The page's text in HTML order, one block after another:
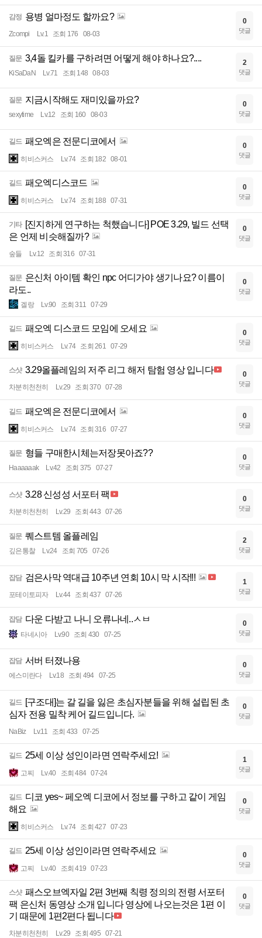
감정 용병 얼마정도 할까요?
Zcompi Lv.1 조회 176 08-03
0
댓글
질문 3,4돌 킬카를 구하려면 어떻게 해야 하나요?....
KiSaDaN Lv.71 조회 148 08-03
2
댓글
질문 지금시작해도 재미있을까요?
sexytime Lv.12 조회 160 08-03
0
댓글
길드 패오엑은 전문디코에서
히비스커스 Lv.74 조회 182 08-01
0
댓글
길드 패오엑디스코드
히비스커스 Lv.74 조회 188 07-31
0
댓글
기타 [진지하게 연구하는 척했습니다] POE 3.29, 빌드 선택
은 언제 비슷해질까?
숲들 Lv.12 조회 316 07-31
0
댓글
질문 은신처 아이템 확인 npc 어디가야 생기나요? 이름이
라도..
겔랑 Lv.90 조회 311 07-29
0
댓글
길드 패오엑 디스코드 모임에 오세요
히비스커스 Lv.74 조회 261 07-29
0
댓글
스샷 3.29올플레임의 저주 리그 해저 탐험 영상 입니다
차분히천천히 Lv.29 조회 370 07-28
0
댓글
길드 패오엑은 전문디코에서
히비스커스 Lv.74 조회 316 07-27
0
댓글
질문 형들 구매한시체는저장못아죠??
Haaaaaak Lv.42 조회 375 07-27
0
댓글
스샷 3.28 신성성 서포터 팩
차분히천천히 Lv.29 조회 443 07-26
0
댓글
질문 퀘스트템 올플레임
깊은통찰 Lv.24 조회 705 07-26
2
댓글
잡담 검은사막 역대급 10주년 연회 10시 막 시작!!!
포테이토피자 Lv.44 조회 437 07-26
1
댓글
잡담 다운 다받고 나니 오류나네..ㅅㅂ
타네시아 Lv.90 조회 430 07-25
0
댓글
잡담 서버 터졌나용
에스미란다 Lv.18 조회 494 07-25
0
댓글
길드 [구조대]는 갈 길을 잃은 초심자분들을 위해 설립된 초
심자 전용 밀착 케어 길드입니다.
NaBiz Lv.11 조회 433 07-25
0
댓글
길드 25세 이상 성인이라면 연락주세요!
고찌 Lv.40 조회 484 07-24
1
댓글
길드 디코 yes~ 페오엑 디코에서 정보를 구하고 같이 게임
해요
히비스커스 Lv.74 조회 427 07-23
0
댓글
길드 25세 이상 성인이라면 연락주세요
고찌 Lv.40 조회 419 07-23
0
댓글
스샷 패스오브엑자일 2편 3번째 칙령 정의의 전령 서포터
팩 은신처 동영상 소개 입니다 영상에 나오는것은 1편 이
기 때문에 1편2편다 됩니다
차분히천천히 Lv.29 조회 495 07-21
0
댓글